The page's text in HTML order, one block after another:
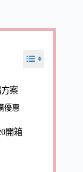
案
優惠
開箱